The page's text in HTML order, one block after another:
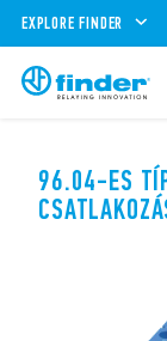
EXPLORE FINDER
96.04-ES